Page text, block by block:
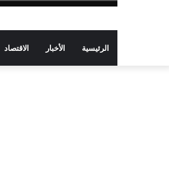
الرئيسية الأخبار الاقتصاد